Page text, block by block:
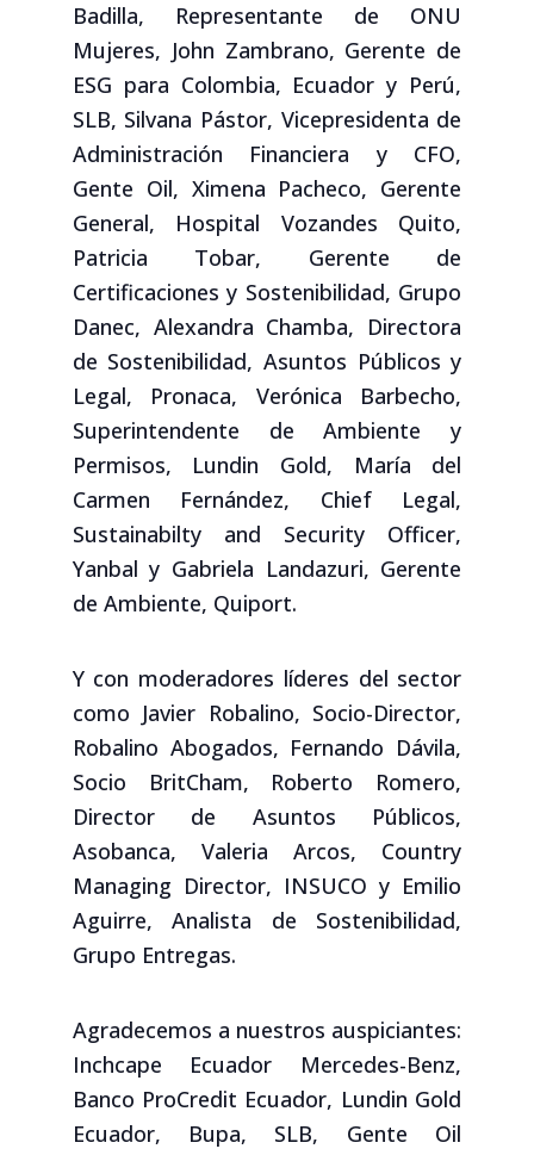
Badilla, Representante de ONU
Mujeres, John Zambrano, Gerente de
ESG para Colombia, Ecuador y Perú,
SLB, Silvana Pástor, Vicepresidenta de
Administración Financiera y CFO,
Gente Oil, Ximena Pacheco, Gerente
General, Hospital Vozandes Quito,
Patricia Tobar, Gerente de
Certificaciones y Sostenibilidad, Grupo
Danec, Alexandra Chamba, Directora
de Sostenibilidad, Asuntos Públicos y
Legal, Pronaca, Verónica Barbecho,
Superintendente de Ambiente y
Permisos, Lundin Gold,
María del
Carmen Fernández, Chief Legal,
Sustainabilty and Security Officer,
Yanbal y Gabriela Landazuri, Gerente
de Ambiente, Quiport.
Y con moderadores líderes del sector
como Javier Robalino, Socio-Director,
Robalino Abogados, Fernando Dávila,
Socio BritCham, Roberto Romero,
Director de Asuntos Públicos,
Asobanca, Valeria Arcos, Country
Managing Director, INSUCO y Emilio
Aguirre, Analista de Sostenibilidad,
Grupo Entregas.
Agradecemos a nuestros auspiciantes:
Inchcape Ecuador Mercedes-Benz,
Banco ProCredit Ecuador, Lundin Gold
Ecuador, Bupa, SLB, Gente Oil